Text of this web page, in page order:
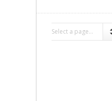
Select a page...